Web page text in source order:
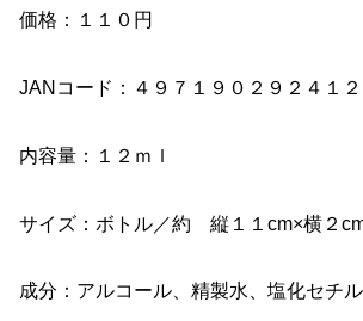
価格：１１０円
JANコード：４９７１９０２９２４１２
内容量：１２ｍｌ
サイズ：ボトル／約 縦１１cm×横２
成分：アルコール、精製水、塩化セチ